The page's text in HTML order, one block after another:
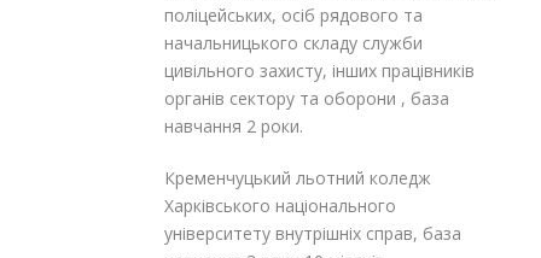
поліцейських, осіб рядового та
начальницького складу служби
цивільного захисту, інших працівників
органів сектору та оборони , база
навчання 2 роки.
Кременчуцький льотний коледж
Харківського національного
університету внутрішніх справ, база